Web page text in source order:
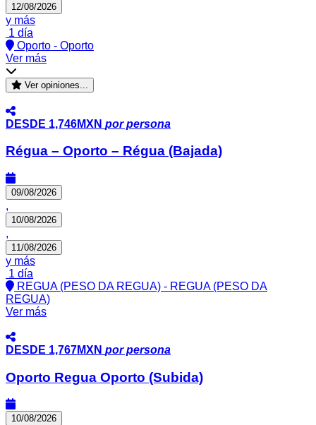
12/08/2026
y más
1 día
Oporto - Oporto
Ver más
Ver opiniones...
DESDE 1,746MXN por persona
Régua – Oporto – Régua (Bajada)
09/08/2026
,
10/08/2026
,
11/08/2026
y más
1 día
REGUA (PESO DA REGUA) - REGUA (PESO DA
REGUA)
Ver más
DESDE 1,767MXN por persona
Oporto Regua Oporto (Subida)
10/08/2026